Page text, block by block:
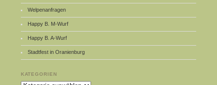
Welpenanfragen
Happy B. M-Wurf
Happy B. A-Wurf
Stadtfest in Oranienburg
KATEGORIEN